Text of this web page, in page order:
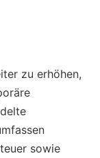
zu erhöhen,
sowie